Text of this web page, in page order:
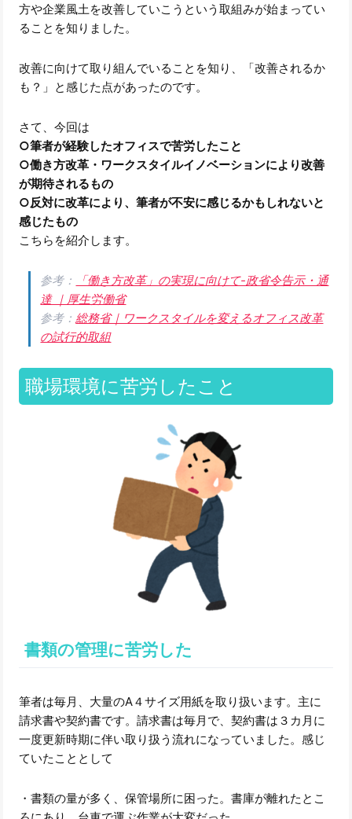
方や企業風土を改善していこうという取組みが始まってい
ることを知りました。
改善に向けて取り組んでいることを知り、「改善されるか
も？」と感じた点があったのです。
さて、今回は
○筆者が経験したオフィスで苦労したこと
○働き方改革・ワークスタイルイノベーションにより改善
が期待されるもの
○反対に改革により、筆者が不安に感じるかもしれないと
感じたもの
こちらを紹介します。
参考：
「働き方改革」の実現に向けて-政省令告示・通
達 ｜厚生労働省
参考：総務省｜ワークスタイルを変えるオフィス改革
の試行的取組
職場環境に苦労したこと
書類の管理に苦労した
筆者は毎月、大量のA４サイズ用紙を取り扱います。主に
請求書や契約書です。請求書は毎月で、契約書は３カ月に
一度更新時期に伴い取り扱う流れになっていました。感じ
ていたこととして
・書類の量が多く、保管場所に困った。書庫が離れたとこ